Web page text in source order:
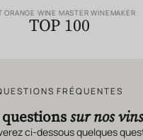
ORANGE WINE MASTER WINEMAKER
TOP 100
FRÉQUENTES
questionssur nos vins
ci-dessous quelques